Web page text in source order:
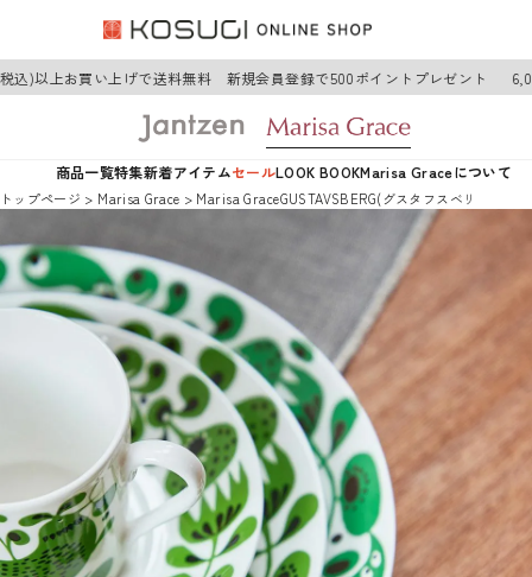
)以上お買い上げで送料無料 新規会員登録で500ポイントプレゼント
商品一覧特集新着アイテムセールLOOK BOOKMarisa Graceについて
トップページ Marisa Grace Marisa GraceGUSTAVSBERG(グスタフスベリ)プレー